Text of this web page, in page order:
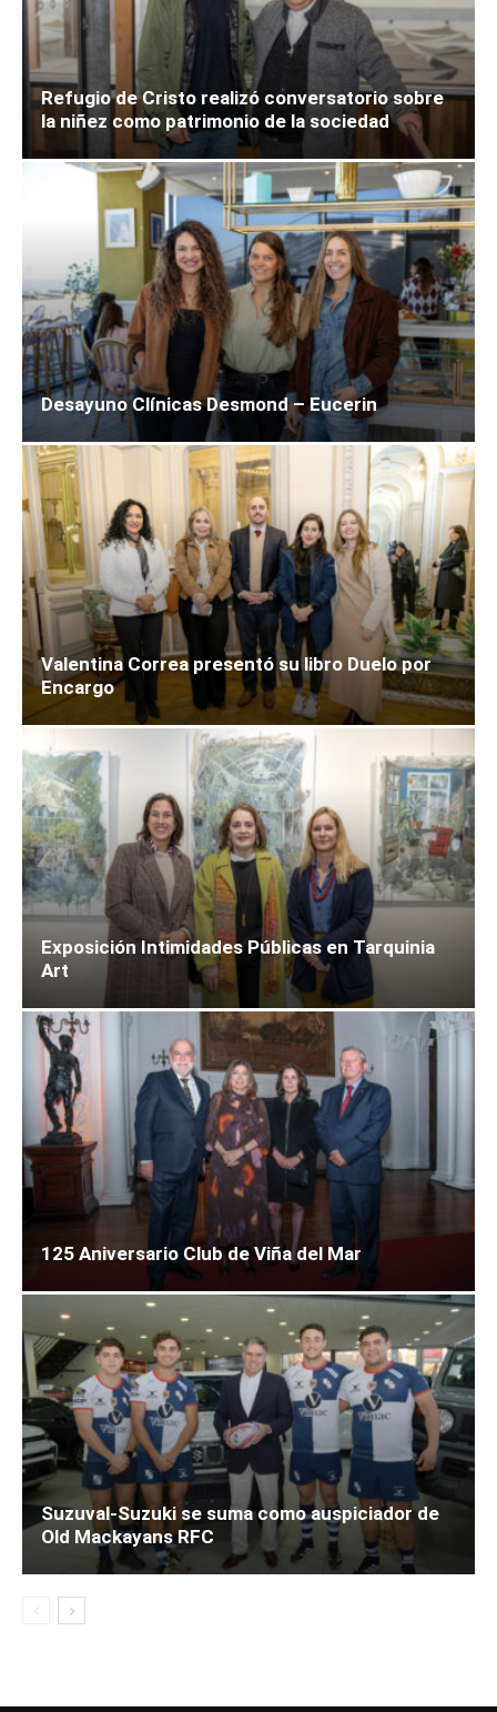
Refugio de Cristo realizó conversatorio sobre
la niñez como patrimonio de la sociedad
Desayuno Clínicas Desmond – Eucerin
Valentina Correa presentó su libro Duelo por
Encargo
Exposición Intimidades Públicas en Tarquinia
Art
125 Aniversario Club de Viña del Mar
Suzuval-Suzuki se suma como auspiciador de
Old Mackayans RFC